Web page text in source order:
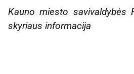
Kauno miesto savivaldybės
skyriaus informacija